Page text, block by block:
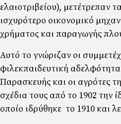
ελαιοτριβείου), µετέτρεπαν
ισχυρότερο οικονοµικό
χρήµατος και παραγωγής
Αυτό το γνώριζαν οι
φιλεκπαιδευτική
Παρασκευής και οι αγρότες
σχέδια τους από το 1902 την
οποίο ιδρύθηκε το 1910 και